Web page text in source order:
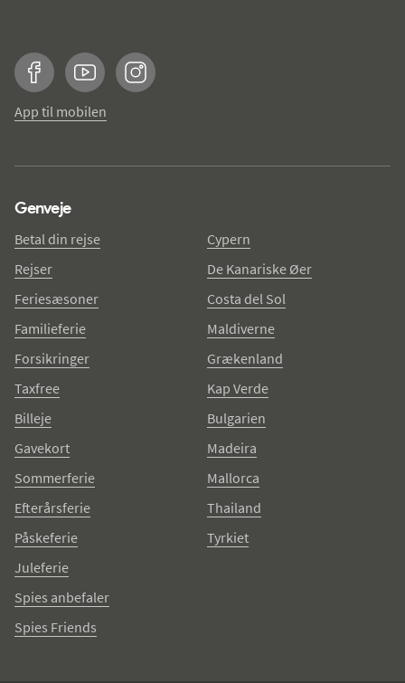
FacebookYouTubeInstagram
App til mobilen
Genveje
Betal din rejse
Rejser
Feriesæsoner
Familieferie
Forsikringer
Taxfree
Billeje
Gavekort
Sommerferie
Efterårsferie
Påskeferie
Juleferie
Spies anbefaler
Spies Friends
Cypern
De Kanariske Øer
Costa del Sol
Maldiverne
Grækenland
Kap Verde
Bulgarien
Madeira
Mallorca
Thailand
Tyrkiet